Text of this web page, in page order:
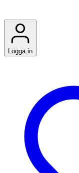
Logga in